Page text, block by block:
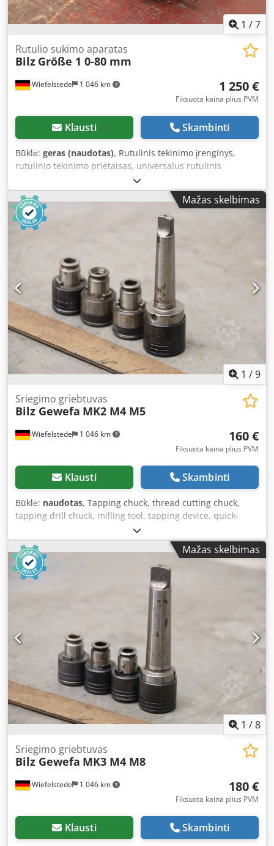
1 /7
Wiefelstede 1 046 km
Rutulio sukimo aparatas
Bilz Größe 1 0-80 mm
1 250 €
Fiksuota kaina plius PVM
Klausti Skambinti
Būklė: geras (naudotas), Rutulinis tekinimo įrenginys,
rutulinio tekinimo prietaisas, universalus rutulinis
tekinimo įrenginys - Gamintojas: Bilz, universalus rutulinio
tekinimo įrenginys, 1 dydis - Tekinimo Ø: 0–80 mm -
Matmenys: 440/260/A230 mm Cedpfjv Sqttox Aphjrf -
Svoris: 19,7 kg
Mažas skelbimas
1 /9
Wiefelstede 1 046 km
Sriegimo griebtuvas
Bilz Gewefa MK2 M4 M5
160 €
Fiksuota kaina plius PVM
Klausti Skambinti
Būklė: naudotas, Tapping chuck, thread cutting chuck,
tapping drill chuck, milling tool, tapping device, quick-
change tapping chuck Csdpfx Apephupueherf -
Manufacturer: Bilz/Gewefa, quick-change tapping chuck
MK2 - Mount: Bilz type WFLK 115 MK 2 - Type: Gewefa
05.056.104 M4xØ4.5xØ3.4 - Type: Bilz WES 1 BK 4.5x3.4 M4
- Type: Bilz WES 1 B 3.5x2.7 M5 - Overall dimensions:
140/35/H120 mm - Weight: 0.7 kg
Mažas skelbimas
1 /8
Wiefelstede 1 046 km
Sriegimo griebtuvas
Bilz Gewefa MK3 M4 M8
180 €
Fiksuota kaina plius PVM
Klausti Skambinti